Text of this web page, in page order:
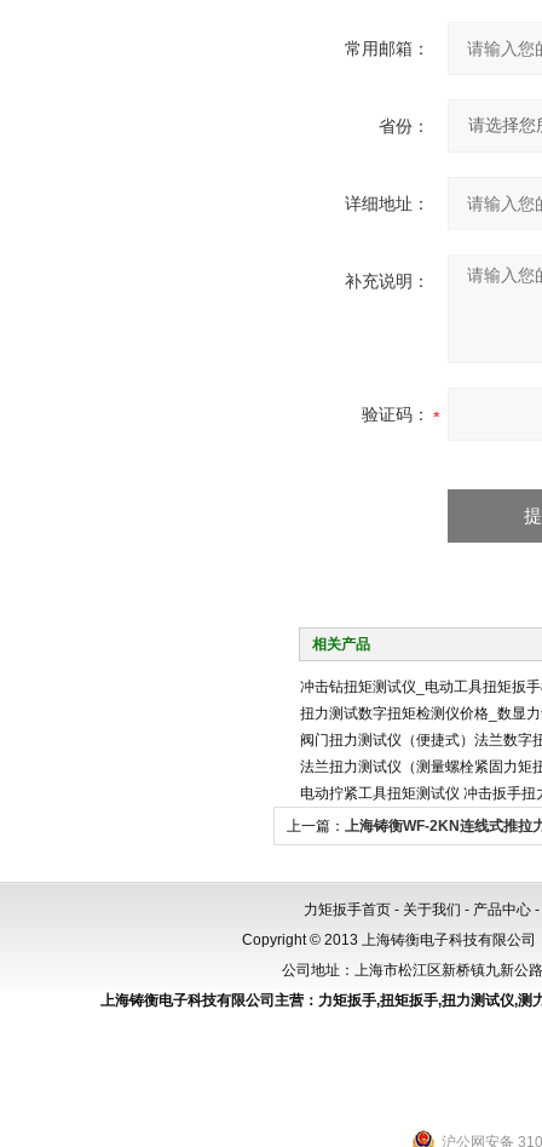
常用邮箱：
省份：
详细地址：
补充说明：
验证码：
相关产品
冲击钻扭矩测试仪_电动工具扭矩扳
扭力测试数字扭矩检测仪价格_数显
阀门扭力测试仪（便捷式）法兰数字
法兰扭力测试仪（测量螺栓紧固力矩
电动拧紧工具扭矩测试仪 冲击扳手扭
上一篇： 上海铸衡WF-2KN连线式推拉
力矩扳手首页 - 关于我们 - 产品中心 -
Copyright © 2013 上海铸衡电子科技有限公
公司地址：上海市松江区新桥镇九新
上海铸衡电子科技有限公司主营： 力矩扳手,扭矩扳手,扭力测试仪,测
沪公网安备